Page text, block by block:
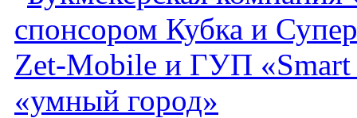
Zet-Mobile и ГУП «Smart
«умный город»